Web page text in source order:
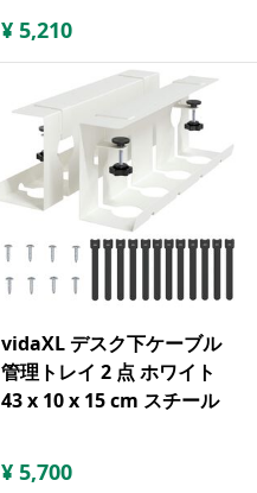
¥ 5,210
vidaXL デスク下ケーブル
管理トレイ 2 点 ホワイト
43 x 10 x 15 cm スチール
¥ 5,700